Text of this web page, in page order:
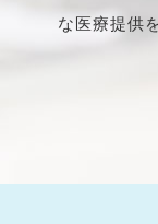
な医療提供